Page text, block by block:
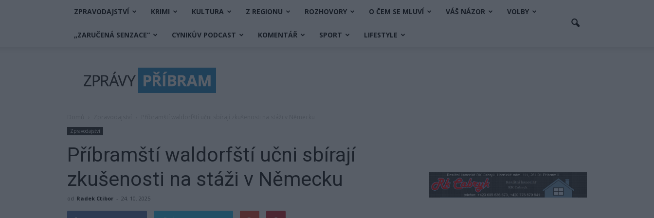
ZPRAVODAJSTVÍ KRIMI KULTURA Z REGIONU ROZHOVORY O ČEM SE MLUVÍ VÁŠ NÁZOR VOLBY
„ZARUČENÁ SENZACE“ CYNIKŮV PODCAST KOMENTÁŘ SPORT LIFESTYLE
Příbram
Zpravodajství
Příbramští waldorfští učni sbírají
zkušenosti na stáži v Německu
od Radek Ctibor - 24. 10. 2025